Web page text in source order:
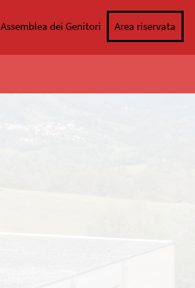
Assemblea dei Genitori Area riservata